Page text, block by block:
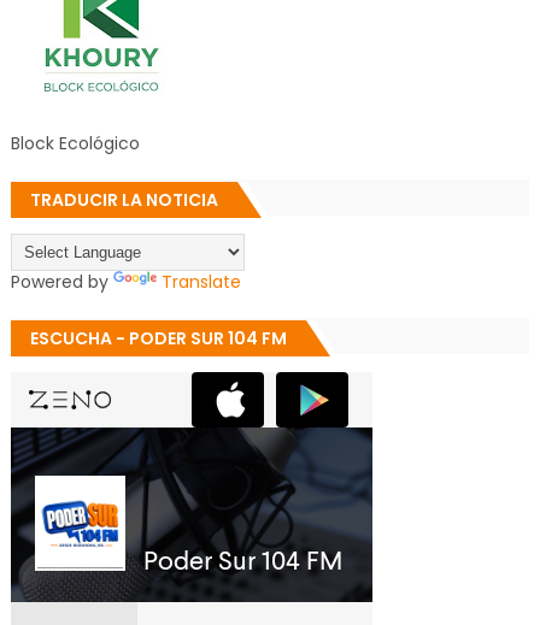
Block Ecológico
TRADUCIR LA NOTICIA
Powered by Translate
ESCUCHA - PODER SUR 104 FM